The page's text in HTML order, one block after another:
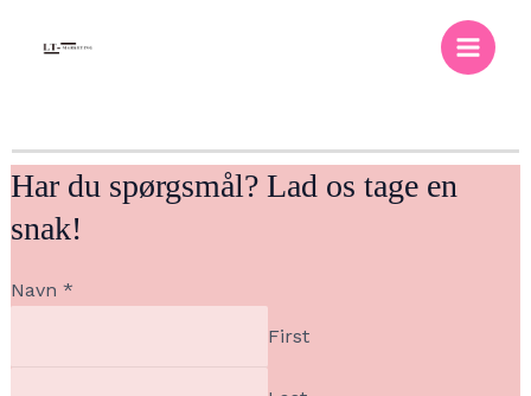
Main
Har du spørgsmål? Lad os tage en
snak!
din
Navn *
First